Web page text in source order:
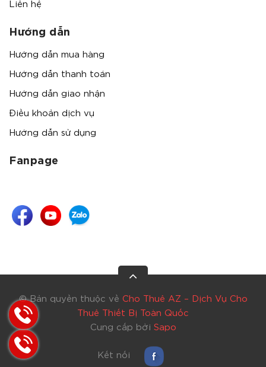
Liên hệ
Hướng dẫn
Hướng dẫn mua hàng
Hướng dẫn thanh toán
Hướng dẫn giao nhận
Điều khoản dịch vụ
Hướng dẫn sử dụng
Fanpage
© Bản quyền thuộc về Cho Thuê AZ – Dịch Vụ Cho
Thuê Thiết Bị Toàn Quốc
Cung cấp bởi Sapo
Kết nối